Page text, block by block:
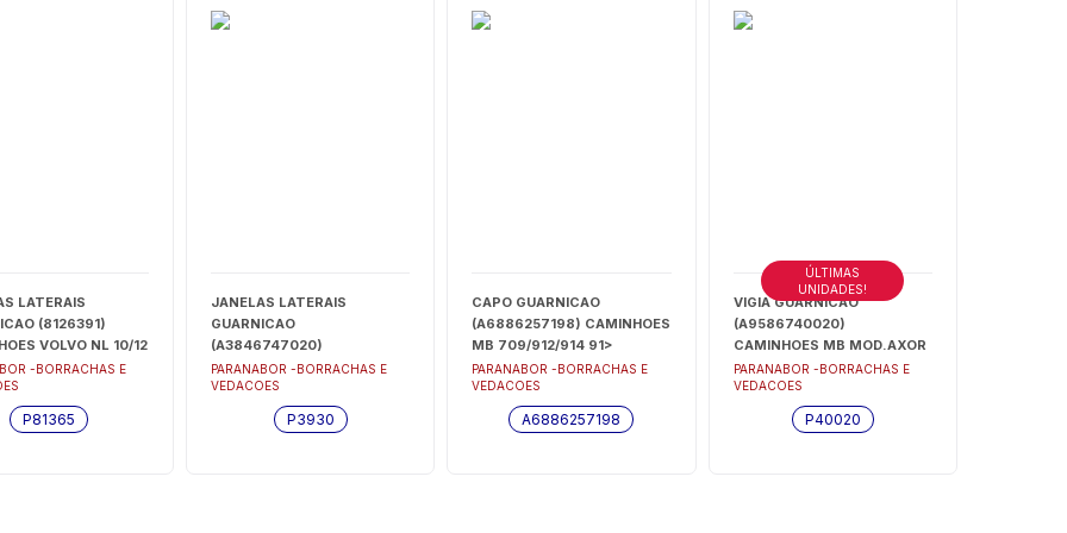
LATERAIS
(8126391)
VOLVO NL 10/12
360 89 (1610714)
-
-BORRACHAS E
P81365
JANELAS LATERAIS
GUARNICAO
(A3846747020)
CAMINHOES MBB 1625/1941
89> VIDRO LATERAL -
PARANABOR -BORRACHAS E
VEDACOES
P3930
CAPO GUARNICAO
(A6886257198) CAMINHOES
MB 709/912/914 91>
(GUARN. CAPO MOTOR) -
A6886257198
PARANABOR -BORRACHAS E
VEDACOES
A6886257198
VIGIA GUARNICAO
(A9586740020)
CAMINHOES MB MOD.AXOR
E ATEGO P/VIDRO NACIONAL
95 C/2112MM (PERFIL
GROSSO) - P40020
PARANABOR -BORRACHAS E
VEDACOES
ÚLTIMAS
UNIDADES!
P40020